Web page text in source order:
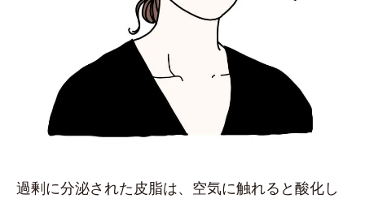
過剰に分泌された皮脂は、空気に触れると酸化し